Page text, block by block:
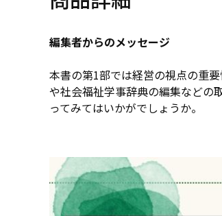
編集者からのメッセージ
本書の第1部では経営の視点の重
や社会福祉学事辞典の編集などの
ってみてはいかがでしょうか。